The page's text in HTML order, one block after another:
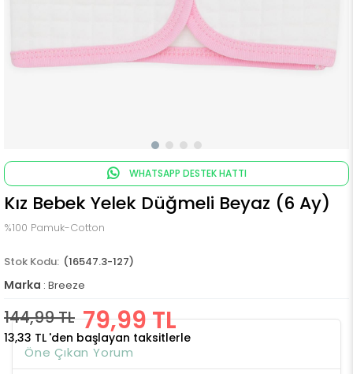
WHATSAPP DESTEK HATTI
Kız Bebek Yelek Düğmeli Beyaz (6 Ay)
%100 Pamuk-Cotton
(16547.3-127)
Marka : Breeze
144,99 TL 79,99 TL
13,33 TL 'den başlayan taksitlerle
Öne Çıkan Yorum